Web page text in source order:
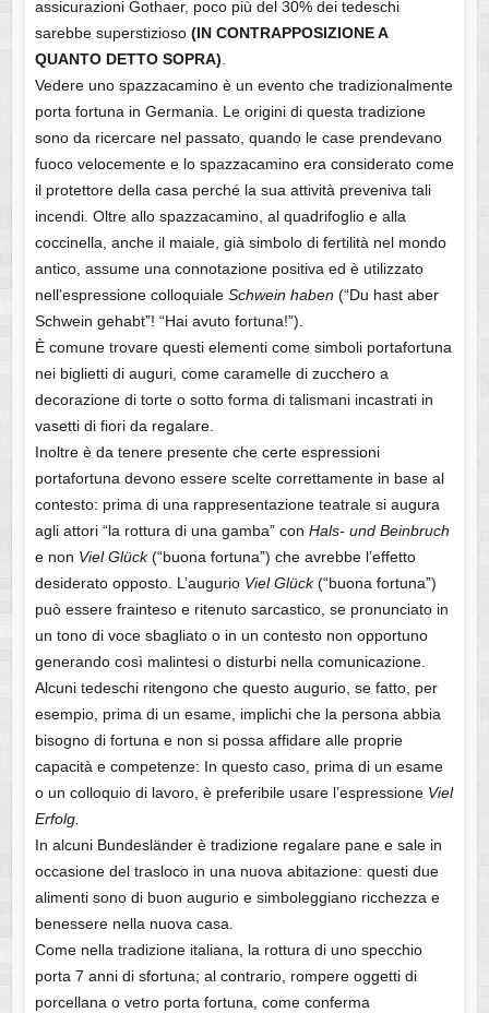
assicurazioni Gothaer, poco più del 30% dei tedeschi
sarebbe superstizioso (IN CONTRAPPOSIZIONE A
QUANTO DETTO SOPRA)
Vedere uno spazzacamino è un evento che tradizionalmente
porta fortuna in Germania. Le origini di questa tradizione
sono da ricercare nel passato, quando le case prendevano
fuoco velocemente e lo spazzacamino era considerato come
il protettore della casa perché la sua attività preveniva tali
incendi. Oltre allo spazzacamino, al quadrifoglio e alla
coccinella, anche il maiale, già simbolo di fertilità nel mondo
antico, assume una connotazione positiva ed è utilizzato
nell’espressione colloquiale Schwein haben (“Du hast aber
Schwein gehabt”! “Hai avuto fortuna!”).
È comune trovare questi elementi come simboli portafortuna
nei biglietti di auguri, come caramelle di zucchero a
decorazione di torte o sotto forma di talismani incastrati in
vasetti di fiori da regalare.
Inoltre è da tenere presente che certe espressioni
portafortuna devono essere scelte correttamente in base al
contesto: prima di una rappresentazione teatrale si augura
agli attori “la rottura di una gamba” con Hals- und Beinbruch
e non Viel Glück(“buona fortuna”) che avrebbe l’effetto
desiderato opposto. L’augurioViel Glück(“buona fortuna”)
può essere frainteso e ritenuto sarcastico, se pronunciato in
un tono di voce sbagliato o in un contesto non opportuno
generando così malintesi o disturbi nella comunicazione.
Alcuni tedeschi ritengono che questo augurio, se fatto, per
esempio, prima di un esame, implichi che la persona abbia
bisogno di fortuna e non si possa affidare alle proprie
capacità e competenze: In questo caso, prima di un esame
o un colloquio di lavoro, è preferibile usare l’espressione Viel
Erfolg.
In alcuni Bundesländer è tradizione regalare pane e sale in
occasione del trasloco in una nuova abitazione: questi due
alimenti sono di buon augurio e simboleggiano ricchezza e
benessere nella nuova casa.
Come nella tradizione italiana, la rottura di uno specchio
porta 7 anni di sfortuna; al contrario, rompere oggetti di
porcellana o vetro porta fortuna, come conferma